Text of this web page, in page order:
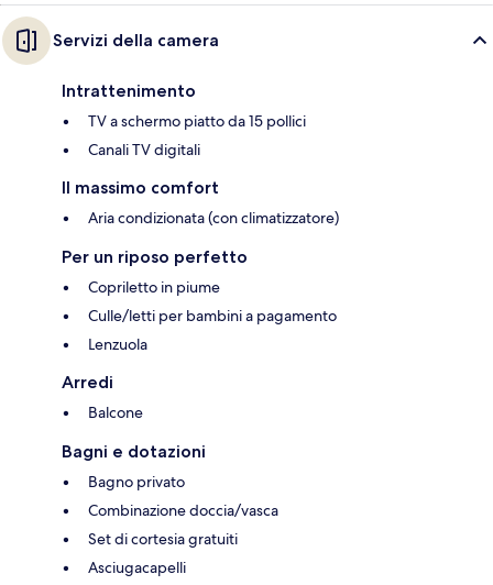
Servizi della camera
Intrattenimento
TV a schermo piatto da 15 pollici
Canali TV digitali
Il massimo comfort
Aria condizionata (con climatizzatore)
Per un riposo perfetto
Copriletto in piume
Culle/letti per bambini a pagamento
Lenzuola
Arredi
Balcone
Bagni e dotazioni
Bagno privato
Combinazione doccia/vasca
Set di cortesia gratuiti
Asciugacapelli